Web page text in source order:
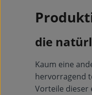
die
Kaum eine
hervorragend
Vorteile dieser